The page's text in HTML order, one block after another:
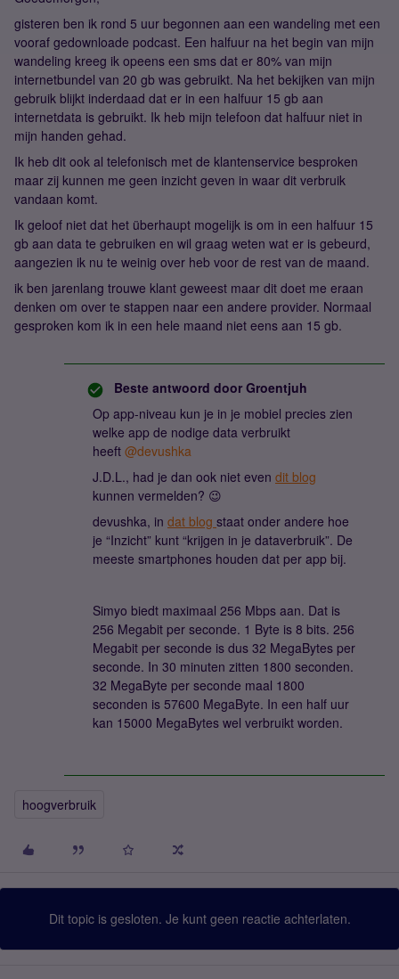
gisteren ben ik rond 5 uur begonnen aan een wandeling met een
vooraf gedownloade podcast. Een halfuur na het begin van mijn
wandeling kreeg ik opeens een sms dat er 80% van mijn
internetbundel van 20 gb was gebruikt. Na het bekijken van mijn
gebruik blijkt inderdaad dat er in een halfuur 15 gb aan
internetdata is gebruikt. Ik heb mijn telefoon dat halfuur niet in
mijn handen gehad.
Ik heb dit ook al telefonisch met de klantenservice besproken
maar zij kunnen me geen inzicht geven in waar dit verbruik
vandaan komt.
Ik geloof niet dat het überhaupt mogelijk is om in een halfuur 15
gb aan data te gebruiken en wil graag weten wat er is gebeurd,
aangezien ik nu te weinig over heb voor de rest van de maand.
ik ben jarenlang trouwe klant geweest maar dit doet me eraan
denken om over te stappen naar een andere provider. Normaal
gesproken kom ik in een hele maand niet eens aan 15 gb.
Beste antwoord door Groentjuh
Op app-niveau kun je in je mobiel precies zien
welke app de nodige data verbruikt
heeft @devushka
J.D.L., had je dan ook niet even dit blog
kunnen vermelden? 😉
devushka, in dat blog staat onder andere hoe
je “Inzicht” kunt “krijgen in je dataverbruik”. De
meeste smartphones houden dat per app bij.
Simyo biedt maximaal 256 Mbps aan. Dat is
256 Megabit per seconde. 1 Byte is 8 bits. 256
Megabit per seconde is dus 32 MegaBytes per
seconde. In 30 minuten zitten 1800 seconden.
32 MegaByte per seconde maal 1800
seconden is 57600 MegaByte. In een half uur
kan 15000 MegaBytes wel verbruikt worden.
hoogverbruik
Dit topic is gesloten. Je kunt geen reactie achterlaten.